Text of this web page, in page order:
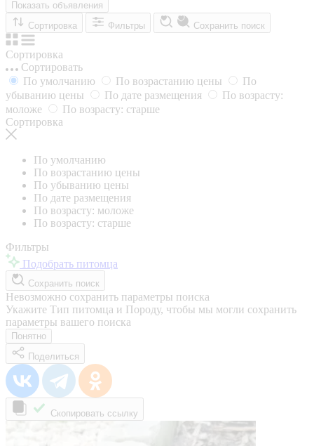
Показать объявления
Сортировка
Фильтры Сохранить поиск
Сортировка
Сортировать
По умолчанию
По возрастанию цены
По
убыванию цены
По дате размещения
По возрасту:
моложе
По возрасту: старше
Сортировка
По умолчанию
По возрастанию цены
По убыванию цены
По дате размещения
По возрасту: моложе
По возрасту: старше
Фильтры
Подобрать питомца
Сохранить поиск
Невозможно сохранить параметры поиска
Укажите Тип питомца и Породу, чтобы мы могли сохранить
параметры вашего поиска
Понятно
Поделиться
Скопировать ссылку